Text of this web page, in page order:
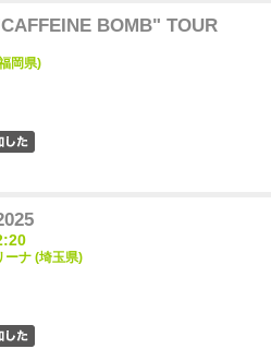
BOMB" TOUR
岡県)
ーナ (埼玉県)